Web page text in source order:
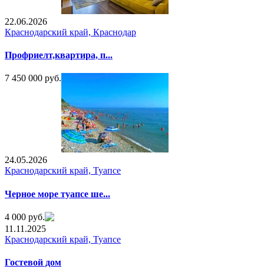
22.06.2026
Краснодарский край, Краснодар
Профриелт,квартира, п...
7 450 000 руб.
24.05.2026
Краснодарский край, Туапсе
Черное море туапсе ше...
4 000 руб.
11.11.2025
Краснодарский край, Туапсе
Гостевой дом